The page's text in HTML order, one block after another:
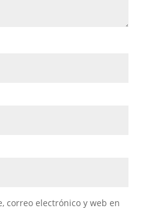
correo electrónico y web en